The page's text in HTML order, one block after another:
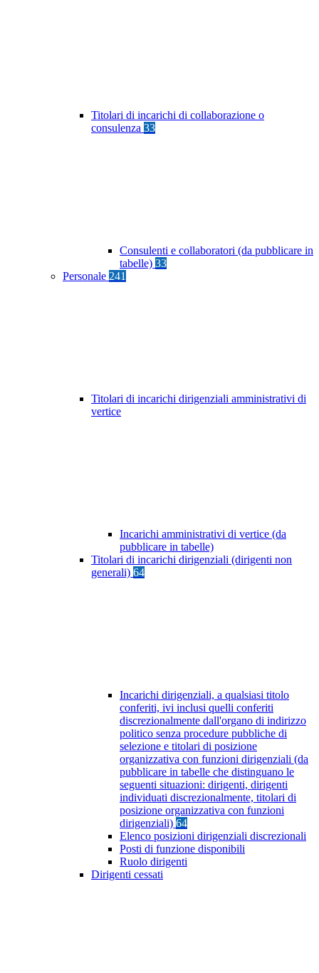
Titolari di incarichi di collaborazione o
consulenza 33
Consulenti e collaboratori (da pubblicare in
tabelle) 33
Personale 241
Titolari di incarichi dirigenziali amministrativi di
vertice
Incarichi amministrativi di vertice (da
pubblicare in tabelle)
Titolari di incarichi dirigenziali (dirigenti non
generali) 64
Incarichi dirigenziali, a qualsiasi titolo
conferiti, ivi inclusi quelli conferiti
discrezionalmente dall'organo di indirizzo
politico senza procedure pubbliche di
selezione e titolari di posizione
organizzativa con funzioni dirigenziali (da
pubblicare in tabelle che distinguano le
seguenti situazioni: dirigenti, dirigenti
individuati discrezionalmente, titolari di
posizione organizzativa con funzioni
dirigenziali) 64
Elenco posizioni dirigenziali discrezionali
Posti di funzione disponibili
Ruolo dirigenti
Dirigenti cessati